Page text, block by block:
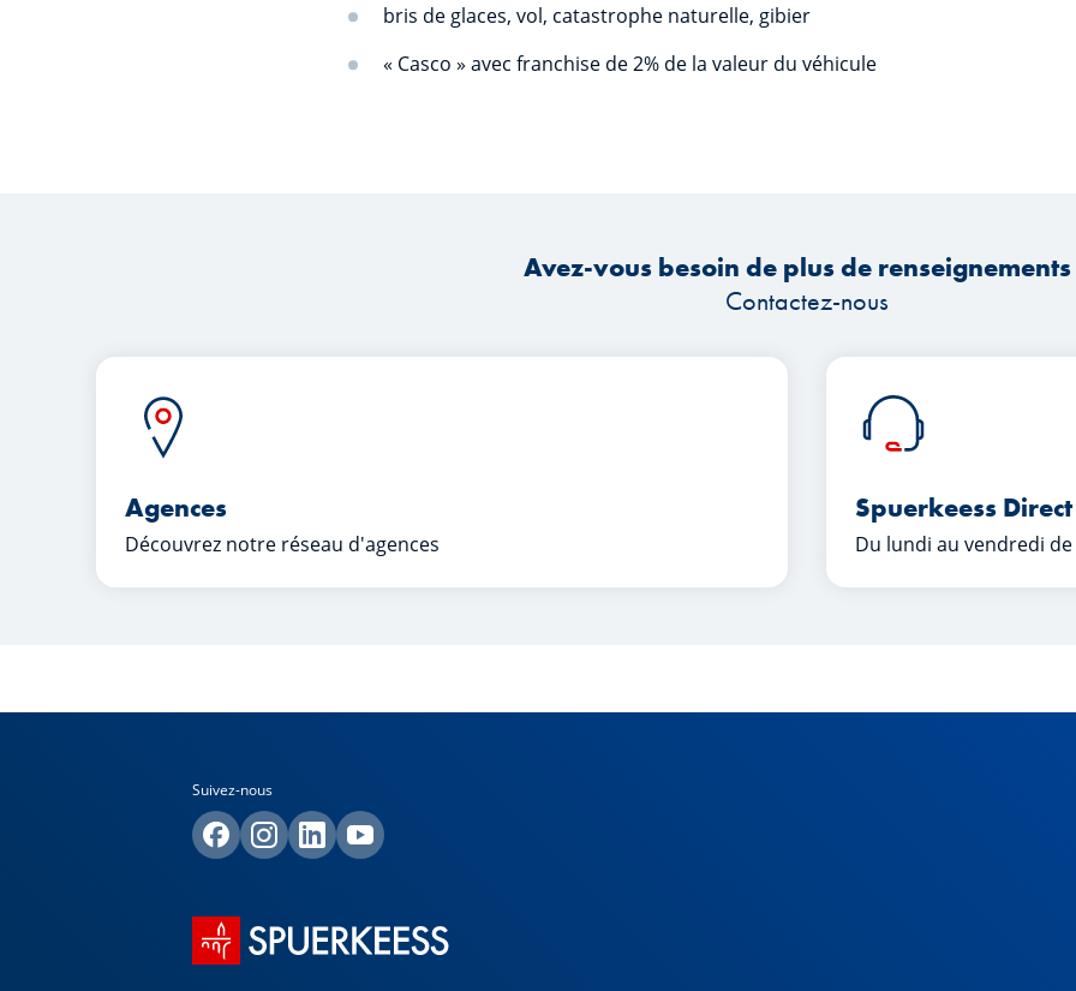
bris de glaces, vol, catastrophe naturelle, gibier
« Casco » avec franchise de 2% de la valeur du véhicule
Avez-vous besoin de plus de renseignements
Contactez-nous
Agences
Découvrez notre réseau d'agences
Spuerkeess Direct
Du lundi au vendredi de
Suivez-nous